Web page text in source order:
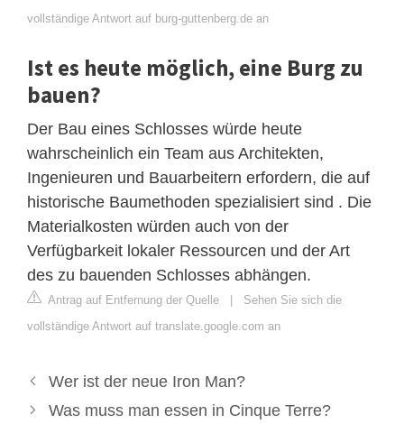
vollständige Antwort auf burg-guttenberg.de an
Ist es heute möglich, eine Burg zu
bauen?
Der Bau eines Schlosses würde heute
wahrscheinlich ein Team aus Architekten,
Ingenieuren und Bauarbeitern erfordern, die auf
historische Baumethoden spezialisiert sind . Die
Materialkosten würden auch von der
Verfügbarkeit lokaler Ressourcen und der Art
des zu bauenden Schlosses abhängen.
Antrag auf Entfernung der Quelle | Sehen Sie sich die
vollständige Antwort auf translate.google.com an
Wer ist der neue Iron Man?
Was muss man essen in Cinque Terre?